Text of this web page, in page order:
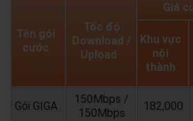
Tên gói
cước
Tốc độ
Download /
Upload
Giá
Khu vực
nội
thành
Gói GIGA
150Mbps /
150Mbps
182,000